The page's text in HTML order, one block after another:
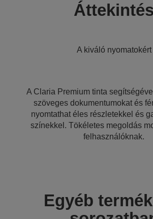
Áttekintés
A kiváló nyomatokért
A Claria Premium tinta
szöveges dokumentumokat és
nyomtathat éles részletekkel és
színekkel. Tökéletes megoldás
felhasználóknak.
Egyéb